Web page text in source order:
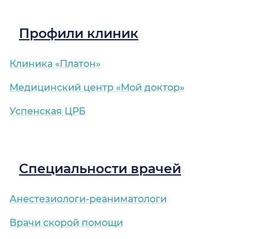
Профили клиник
Клиника «Платон»
Медицинский центр «Мой доктор»
Успенская ЦРБ
Специальности врачей
Анестезиологи-реаниматологи
Врачи скорой помощи